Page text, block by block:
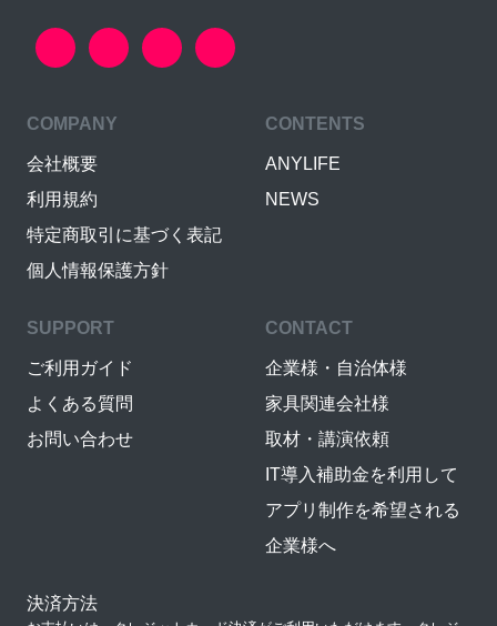
COMPANY
会社概要
利用規約
特定商取引に基づく表記
個人情報保護方針
CONTENTS
ANYLIFE
NEWS
SUPPORT
ご利用ガイド
よくある質問
お問い合わせ
CONTACT
企業様・自治体様
家具関連会社様
取材・講演依頼
IT導入補助金を利用して
アプリ制作を希望される
企業様へ
決済方法